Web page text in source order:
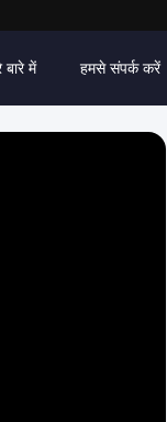
बारे में हमसे संपर्क करें